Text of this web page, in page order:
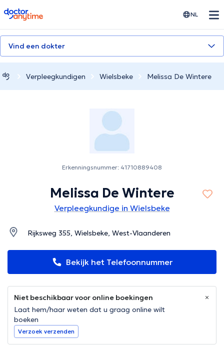
doctoranytime NL
Vind een dokter
Verpleegkundigen Wielsbeke Melissa De Wintere
Erkenningsnummer: 41710889408
Melissa De Wintere
Verpleegkundige in Wielsbeke
Rijksweg 355, Wielsbeke, West-Vlaanderen
Bekijk het Telefoonnummer
Niet beschikbaar voor online boekingen
Laat hem/haar weten dat u graag online wilt
boeken
Verzoek verzenden